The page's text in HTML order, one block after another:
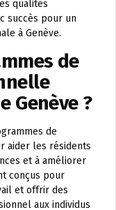
qualités
succès pour un
à Genève.
de
Genève ?
de
aider les résidents
et à améliorer
conçus pour
et offrir des
aux individus